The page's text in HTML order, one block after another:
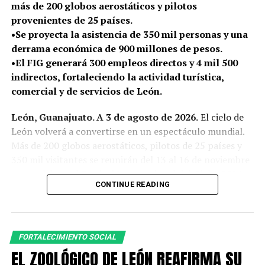
más de 200 globos aerostáticos y pilotos
provenientes de 25 países.
•Se proyecta la asistencia de 350 mil personas y una
derrama económica de 900 millones de pesos.
•El FIG generará 300 empleos directos y 4 mil 500
indirectos, fortaleciendo la actividad turística,
comercial y de servicios de León.
León, Guanajuato. A 3 de agosto de 2026.El cielo de
León volverá a convertirse en un espectáculo mundial.
Más de 200 globos aerostáticos, pilotos de 25 países y
para celebrar el Festival Internacional del Globo 2026,
en el marco de los 450 años de la ciudad.
Durante 4 días, los ojos de todo el mundo se posarán en
el Parque Metropolitano de León, en una edición
especial que se suma a la conmemoración por los 450
años de la fundación de la ciudad.
CONTINUE READING
FORTALECIMIENTO SOCIAL
EL ZOOLÓGICO DE LEÓN REAFIRMA SU